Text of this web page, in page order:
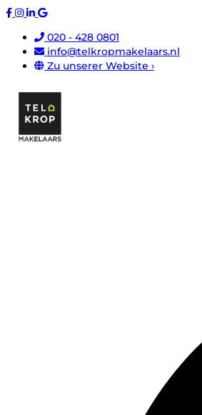
020 - 428 0801
info@telkropmakelaars.nl
Zu unserer Website ›